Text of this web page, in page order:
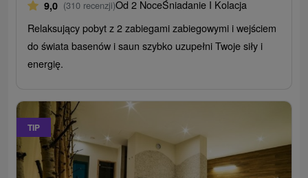
9,0 (310 recenzji)Od 2 NoceŚniadanie I Kolacja
Relaksujący pobyt z 2 zabiegami zabiegowymi i wejściem
do świata basenów i saun szybko uzupełni Twoje siły i
energię.
TIP